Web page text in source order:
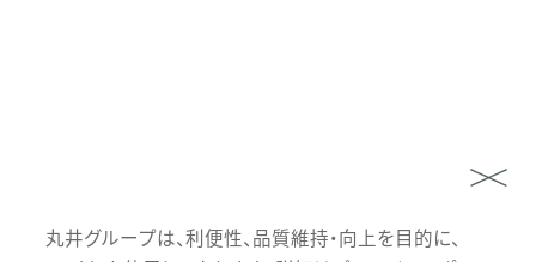
丸井グループは、利便性、品質維持・向上を目的に、